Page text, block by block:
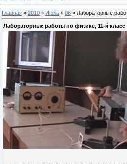
Главная » 2010 » Июль » 06 » Лабораторные
Лабораторные работы по физике, 11-й класс